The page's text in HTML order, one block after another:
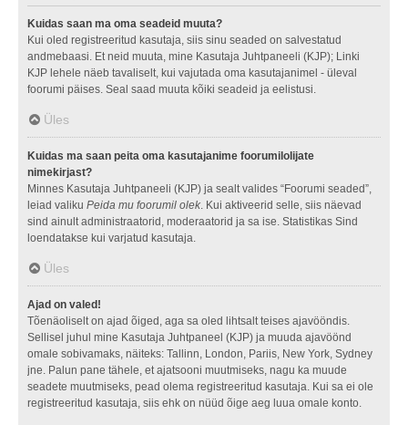
Kuidas saan ma oma seadeid muuta?
Kui oled registreeritud kasutaja, siis sinu seaded on salvestatud
andmebaasi. Et neid muuta, mine Kasutaja Juhtpaneeli (KJP); Linki
KJP lehele näeb tavaliselt, kui vajutada oma kasutajanimel - üleval
foorumi päises. Seal saad muuta kõiki seadeid ja eelistusi.
Üles
Kuidas ma saan peita oma kasutajanime foorumilolijate
nimekirjast?
Minnes Kasutaja Juhtpaneeli (KJP) ja sealt valides “Foorumi seaded”,
leiad valiku Peida mu foorumil olek. Kui aktiveerid selle, siis näevad
sind ainult administraatorid, moderaatorid ja sa ise. Statistikas Sind
loendatakse kui varjatud kasutaja.
Üles
Ajad on valed!
Tõenäoliselt on ajad õiged, aga sa oled lihtsalt teises ajavööndis.
Sellisel juhul mine Kasutaja Juhtpaneel (KJP) ja muuda ajavöönd
omale sobivamaks, näiteks: Tallinn, London, Pariis, New York, Sydney
jne. Palun pane tähele, et ajatsooni muutmiseks, nagu ka muude
seadete muutmiseks, pead olema registreeritud kasutaja. Kui sa ei ole
registreeritud kasutaja, siis ehk on nüüd õige aeg luua omale konto.